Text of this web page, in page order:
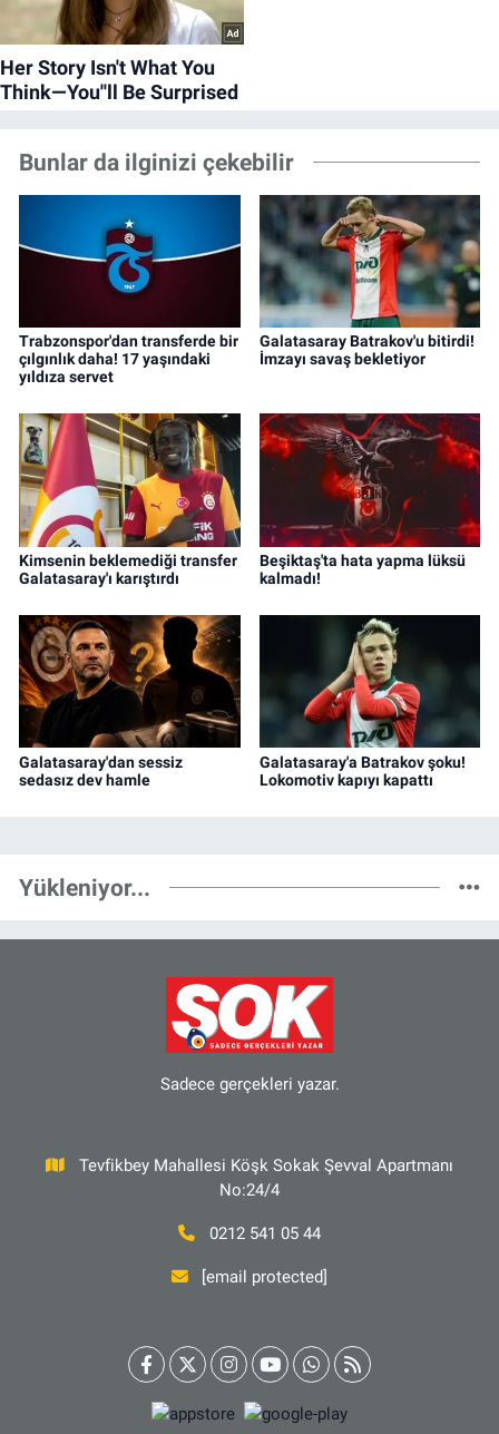
Bunlar da ilginizi çekebilir
Trabzonspor'dan transferde bir
çılgınlık daha! 17 yaşındaki
yıldıza servet
Galatasaray Batrakov'u bitirdi!
İmzayı savaş bekletiyor
Kimsenin beklemediği transfer
Galatasaray'ı karıştırdı
Beşiktaş'ta hata yapma lüksü
kalmadı!
Galatasaray'dan sessiz
sedasız dev hamle
Galatasaray'a Batrakov şoku!
Lokomotiv kapıyı kapattı
Yükleniyor...
Sadece gerçekleri yazar.
Tevfikbey Mahallesi Köşk Sokak Şevval Apartmanı
No:24/4
0212 541 05 44
[email protected]